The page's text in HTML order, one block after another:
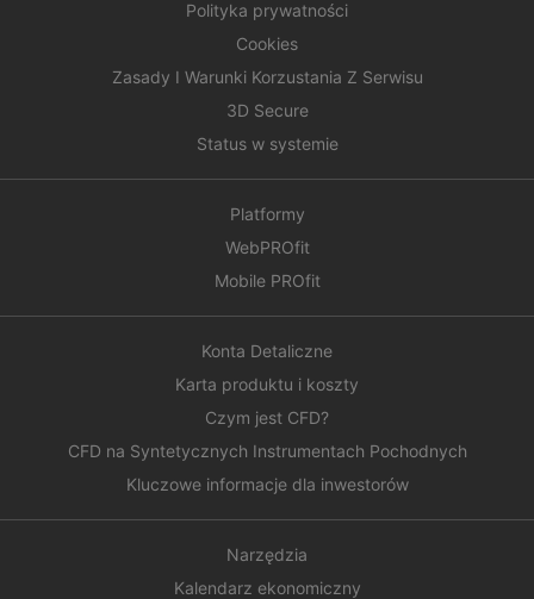
Polityka prywatności
Cookies
Zasady I Warunki Korzustania Z Serwisu
3D Secure
Status w systemie
Platformy
WebPROfit
Mobile PROfit
Konta Detaliczne
Karta produktu i koszty
Czym jest CFD?
CFD na Syntetycznych Instrumentach Pochodnych
Kluczowe informacje dla inwestorów
Narzędzia
Kalendarz ekonomiczny